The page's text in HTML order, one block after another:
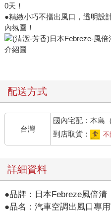
0天！
●精緻小巧不擋出風口，透明設
內氛圍！
配送方式
台灣
國內宅配：本島
到店取貨：
不
詳細資料
●品牌：日本Febreze風倍清
●品名：汽車空調出風口專